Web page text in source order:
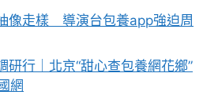
像走樣 導演台包養app強迫周
研行｜北京“甜心查包養網花鄉”
網